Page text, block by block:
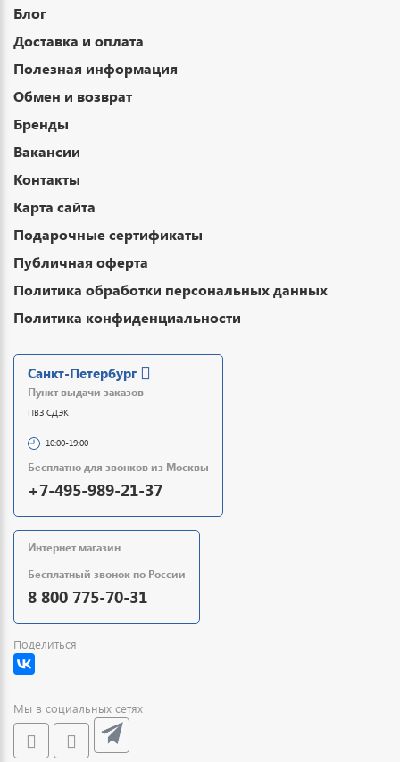
Блог
Доставка и оплата
Полезная информация
Обмен и возврат
Бренды
Вакансии
Контакты
Карта сайта
Подарочные сертификаты
Публичная оферта
Политика обработки персональных данных
Политика конфиденциальности
Санкт-Петербург
Пункт выдачи заказов
ПВЗ СДЭК
10:00-19:00
Бесплатно для звонков из Москвы
+7-495-989-21-37
Интернет магазин
Бесплатный звонок по России
8 800 775-70-31
Поделиться
Мы в социальных сетях